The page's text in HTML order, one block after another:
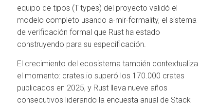
equipo de tipos (T-types) del proyecto validó el
modelo completo usando a-mir-formality, el sistema
de verificación formal que Rust ha estado
construyendo para su especificación.
El crecimiento del ecosistema también contextualiza
el momento: crates.io superó los 170.000 crates
publicados en 2025, y Rust lleva nueve años
consecutivos liderando la encuesta anual de Stack